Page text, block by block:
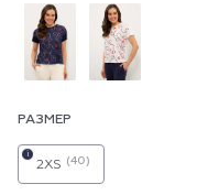
РАЗМЕР
2XS (40)
i